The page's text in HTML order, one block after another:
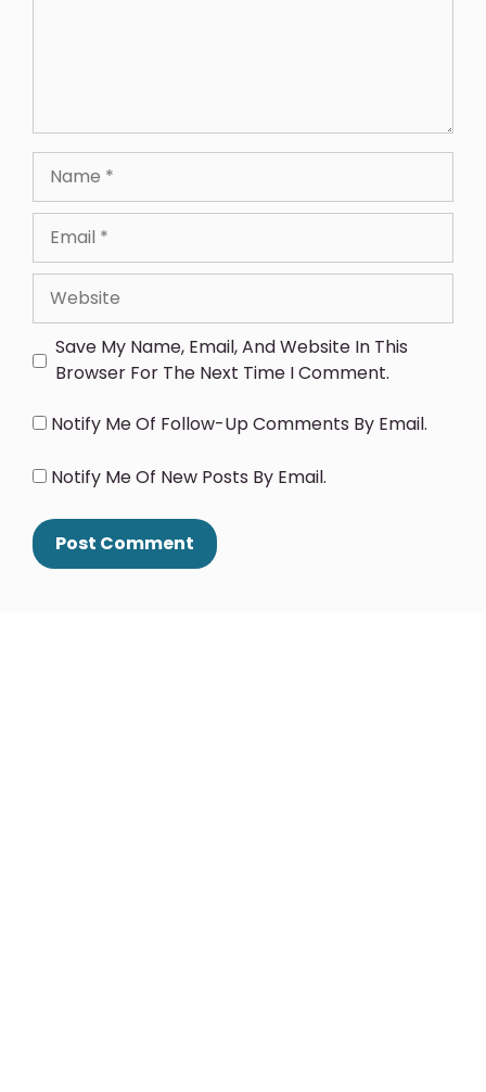
Save My Name, Email, And Website In This
Browser For The Next Time I Comment.
Notify Me Of Follow-Up Comments By Email.
Notify Me Of New Posts By Email.